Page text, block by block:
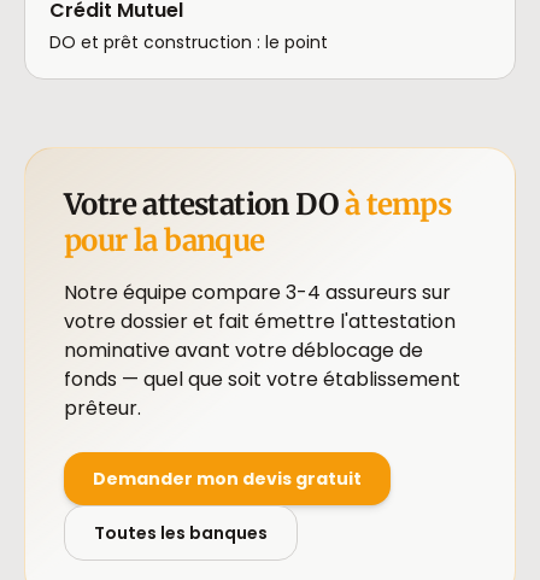
Crédit Mutuel
DO et prêt construction : le point
Votre attestation DOà temps
pour la banque
Notre équipe compare 3-4 assureurs sur
votre dossier et fait émettre l'attestation
nominative avant votre déblocage de
fonds — quel que soit votre établissement
prêteur.
Demander mon devis gratuit
Toutes les banques